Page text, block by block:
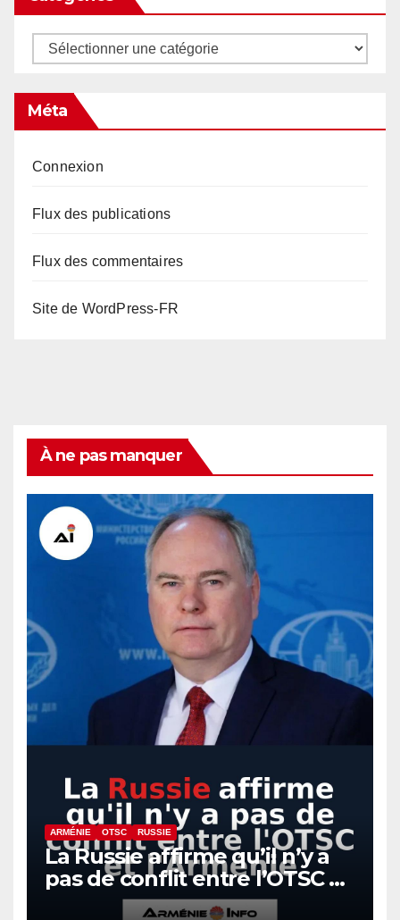
Catégories
Méta
Connexion
Flux des publications
Flux des commentaires
Site de WordPress-FR
À ne pas manquer
ARMÉNIE OTSC RUSSIE
La Russie affirme qu’il n’y a
pas de conflit entre l’OTSC et
l’Arménie